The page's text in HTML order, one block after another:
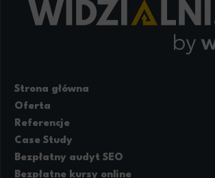
Strona główna
Oferta
Referencje
Case Study
Bezpłatny audyt SEO
Bezpłatne kursy online